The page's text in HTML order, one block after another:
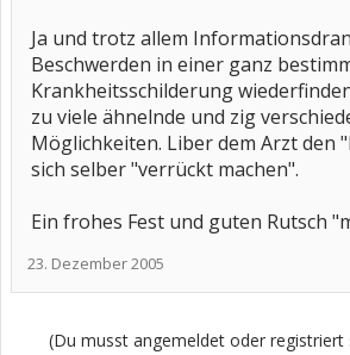
Ja und trotz allem
Beschwerden in einer ganz
Krankheitsschilderung
zu viele ähnelnde und zig
Möglichkeiten. Liber dem Arzt den
sich selber "verrückt machen".
Ein frohes Fest und guten Rutsch
23. Dezember 2005
(Du musst angemeldet oder registriert